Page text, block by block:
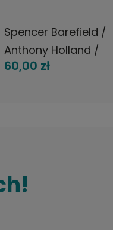
Spencer Barefield /
Anthony Holland /
Tani Tabbal trio –
60,00 zł